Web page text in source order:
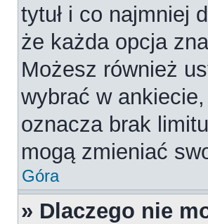
tytuł i co najmniej
że każda opcja
Możesz również
wybrać w
oznacza brak
mogą zmieniać
Góra
» Dlaczego nie